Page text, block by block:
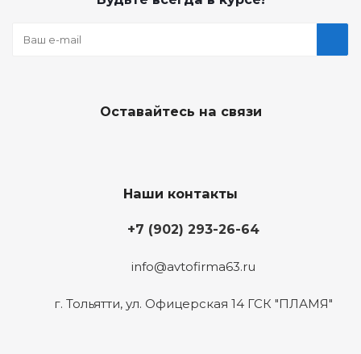
Оставайтесь на связи
Наши контакты
+7 (902) 293-26-64
info@avtofirma63.ru
г. Тольятти, ул. Офицерская 14 ГСК "ПЛАМЯ"